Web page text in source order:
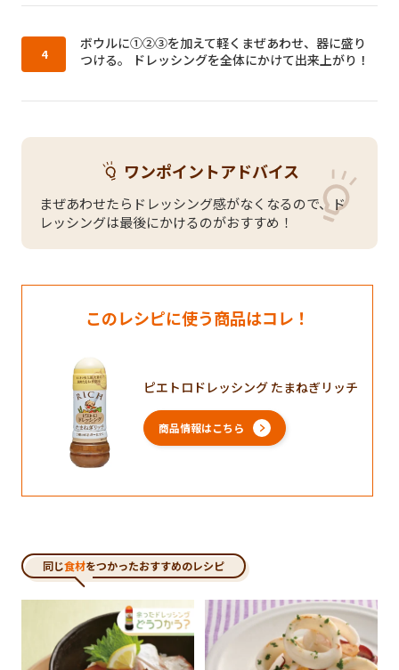
作り方4：
ボウルに①②③を加えて軽くまぜあわせ、器に盛り
つける。 ドレッシングを全体にかけて出来上がり！
ワンポイントアドバイス
まぜあわせたらドレッシング感がなくなるので、ド
レッシングは最後にかけるのがおすすめ！
このレシピに使う商品はコレ！
ピエトロドレッシング たまねぎリッチ
商品情報はこちら
同じ食材をつかったおすすめのレシピ